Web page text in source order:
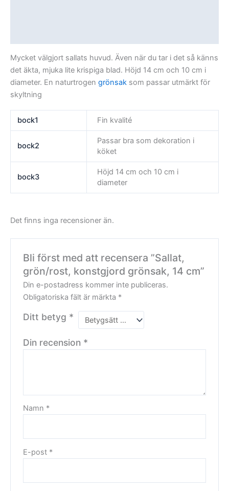
Mycket välgjort sallats huvud. Även när du tar i det så känns
det äkta, mjuka lite krispiga blad. Höjd 14 cm och 10 cm i
diameter. En naturtrogen grönsak som passar utmärkt för
skyltning
bock1 Fin kvalité
bock2
Passar bra som dekoration i
köket
bock3
Höjd 14 cm och 10 cm i
diameter
Det finns inga recensioner än.
Bli först med att recensera ”Sallat,
grön/rost, konstgjord grönsak, 14 cm”
Din e-postadress kommer inte publiceras.
Obligatoriska fält är märkta *
Ditt betyg *
Din recension *
Namn *
E-post *